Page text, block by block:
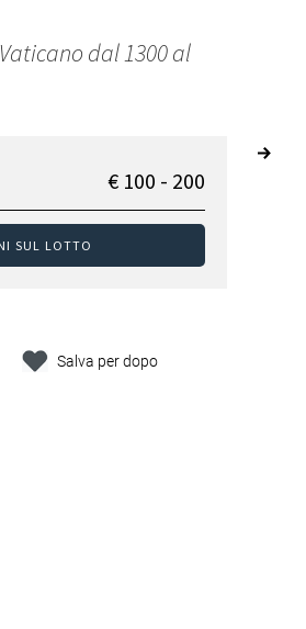
dal 1300 al
€ 100 - 200
SUL LOTTO
Salva per dopo